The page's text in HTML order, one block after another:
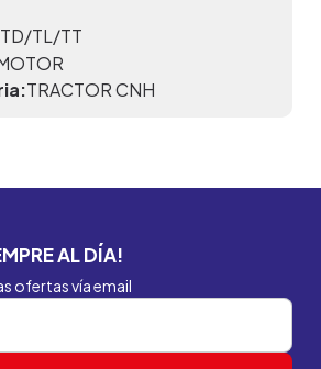
TD/TL/TT
TRACTOR CNH
AL DÍA!
ofertas vía email